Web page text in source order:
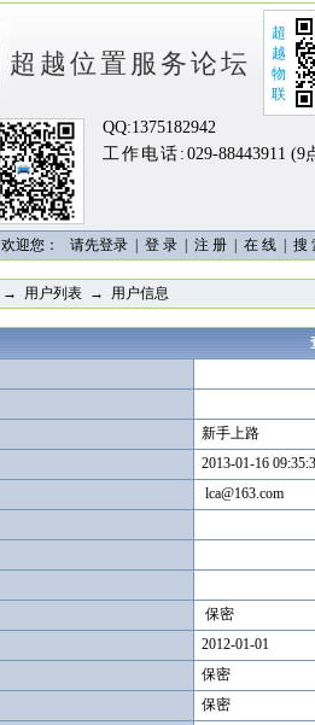
超越位置服务论坛
超
越
物
联
QQ:1375182942
工作电话: 029-88443911 (9
欢迎您： 请先登录 | 登 录 注 册 在 线 搜
→ 用户列表→ 用户信息
新手上路
2013-01-16
lca@163.com
保密
2012-01-01
保密
保密